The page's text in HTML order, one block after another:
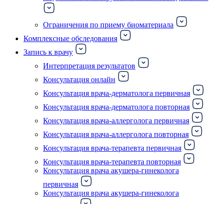
Ограничения по приему биоматериала
Комплексные обследования
Запись к врачу
Интерпретация результатов
Консультация онлайн
Консультация врача-дерматолога первичная
Консультация врача-дерматолога повторная
Консультация врача-аллерголога первичная
Консультация врача-аллерголога повторная
Консультация врача-терапевта первичная
Консультация врача-терапевта повторная
Консультация врача акушера-гинеколога
первичная
Консультация врача акушера-гинеколога